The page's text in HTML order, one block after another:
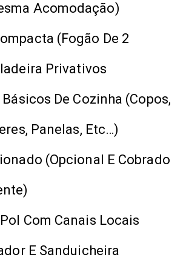
Acomodação)
(fogão De 2
Privativos
De Cozinha (copos,
Panelas, Etc…)
(opcional E Cobrado
Com Canais Locais
E Sanduicheira